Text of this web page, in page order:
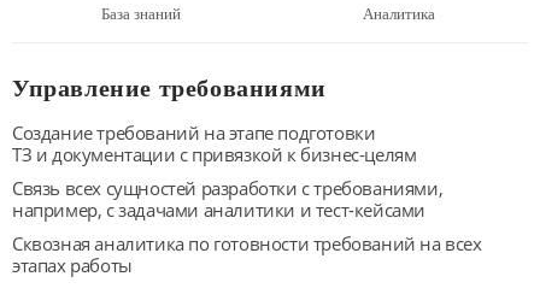
База знаний Аналитика
Управление требованиями
Создание требований на этапе подготовки
ТЗ и документации с привязкой к бизнес-целям
Связь всех сущностей разработки с требованиями,
например, с задачами аналитики и тест-кейсами
Сквозная аналитика по готовности требований на всех
этапах работы